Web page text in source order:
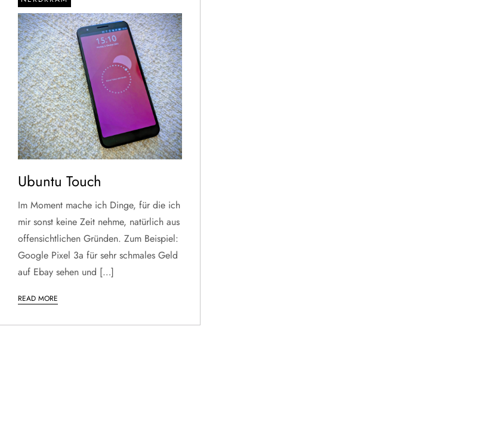
Ubuntu Touch
Im Moment mache ich Dinge, für die ich
mir sonst keine Zeit nehme, natürlich aus
offensichtlichen Gründen. Zum Beispiel:
Google Pixel 3a für sehr schmales Geld
auf Ebay sehen und […]
READ MORE